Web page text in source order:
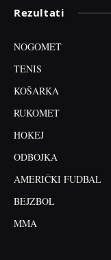
Rezultati
NOGOMET
TENIS
KOŠARKA
RUKOMET
HOKEJ
ODBOJKA
AMERIČKI FUDBAL
BEJZBOL
MMA